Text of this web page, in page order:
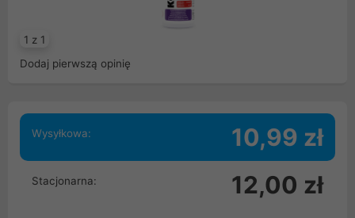
1 z 1
Dodaj pierwszą opinię
Wysyłkowa: 10,99 zł
Stacjonarna: 12,00 zł